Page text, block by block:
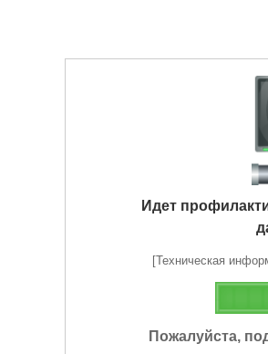
Идет
[Техническая
Пожалуйста,